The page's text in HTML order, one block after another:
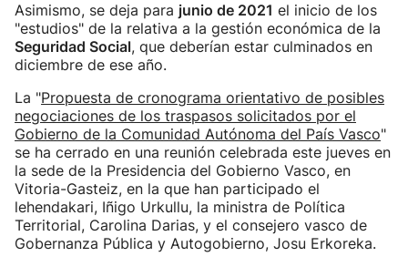
Asimismo, se deja para junio de 2021 el inicio de los
"estudios" de la relativa a la gestión económica de la
Seguridad Social, que deberían estar culminados en
diciembre de ese año.
La "Propuesta de cronograma orientativo de posibles
negociaciones de los traspasos solicitados por el
Gobierno de la Comunidad Autónoma del País Vasco"
se ha cerrado en una reunión celebrada este jueves en
la sede de la Presidencia del Gobierno Vasco, en
Vitoria-Gasteiz, en la que han participado el
lehendakari, Iñigo Urkullu, la ministra de Política
Territorial, Carolina Darias, y el consejero vasco de
Gobernanza Pública y Autogobierno, Josu Erkoreka.